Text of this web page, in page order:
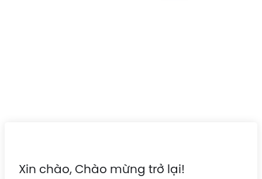
Xin chào, Chào mừng trở lại!